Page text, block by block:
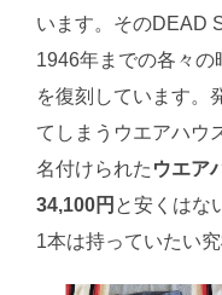
います。そのDEAD
1946年までの各々
を復刻しています。
てしまうウエアハウ
名付けられた ウエア
34,100円 と安くはな
1本は持っていたい